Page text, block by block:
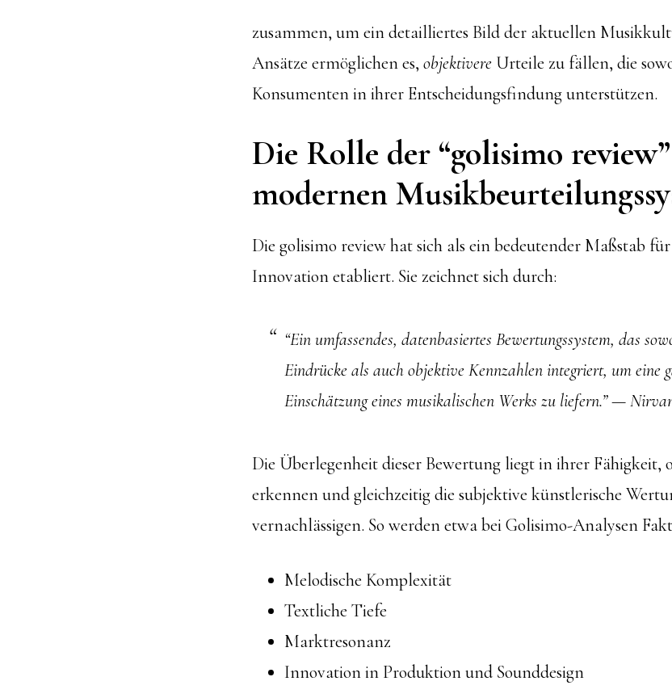
zusammen, um ein detailliertes Bild der aktuellen
Ansätze ermöglichen es, objektivere Urteile zu fällen, die
Konsumenten in ihrer Entscheidungsfindung unterstützen.
Die Rolle der “golisimo
modernen
Die golisimo review hat sich als ein bedeutender Maßstab
Innovation etabliert. Sie zeichnet sich durch:
“Ein umfassendes, datenbasiertes Bewertungssystem, das
Eindrücke als auch objektive Kennzahlen integriert, um eine
Einschätzung eines musikalischen Werks zu liefern.” —
Die Überlegenheit dieser Bewertung liegt in ihrer Fähigkeit,
erkennen und gleichzeitig die subjektive künstlerische
vernachlässigen. So werden etwa bei Golisimo-Analysen
Melodische Komplexität
Textliche Tiefe
Marktresonanz
Innovation in Produktion und Sounddesign